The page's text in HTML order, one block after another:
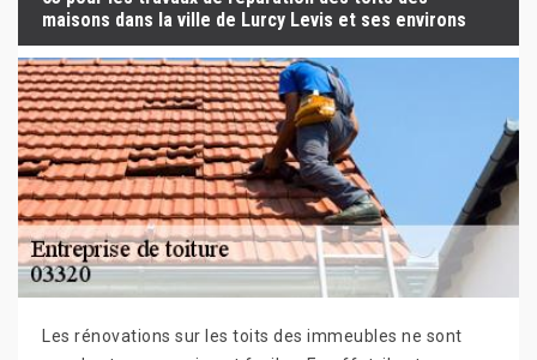
maisons dans la ville de Lurcy Levis et ses environs
Les rénovations sur les toits des immeubles ne sont